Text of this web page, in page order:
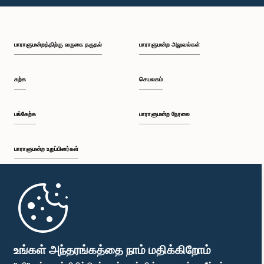
உங்கள் அந்தரங்கத்தை நாம் மதிக்கிறோம்
பி.ப. 1:49 - பி.ப. 2:03
பி.ப. 2:15 - பி.ப. 2:23
பி.ப. 2:38 - பி.ப. 2:45
பாராளுமன்றத்திற்கு வருகை தருதல்
கற்க
பங்கேற்க
பாராளுமன்ற உறுப்பினர்கள்
முதற்பக்கம்
பாராளுமன்ற அலுவல்கள்
செயலகம்
பாராளுமன்ற நேரலை
பாராளுமன்ற கையடக்க செயலி